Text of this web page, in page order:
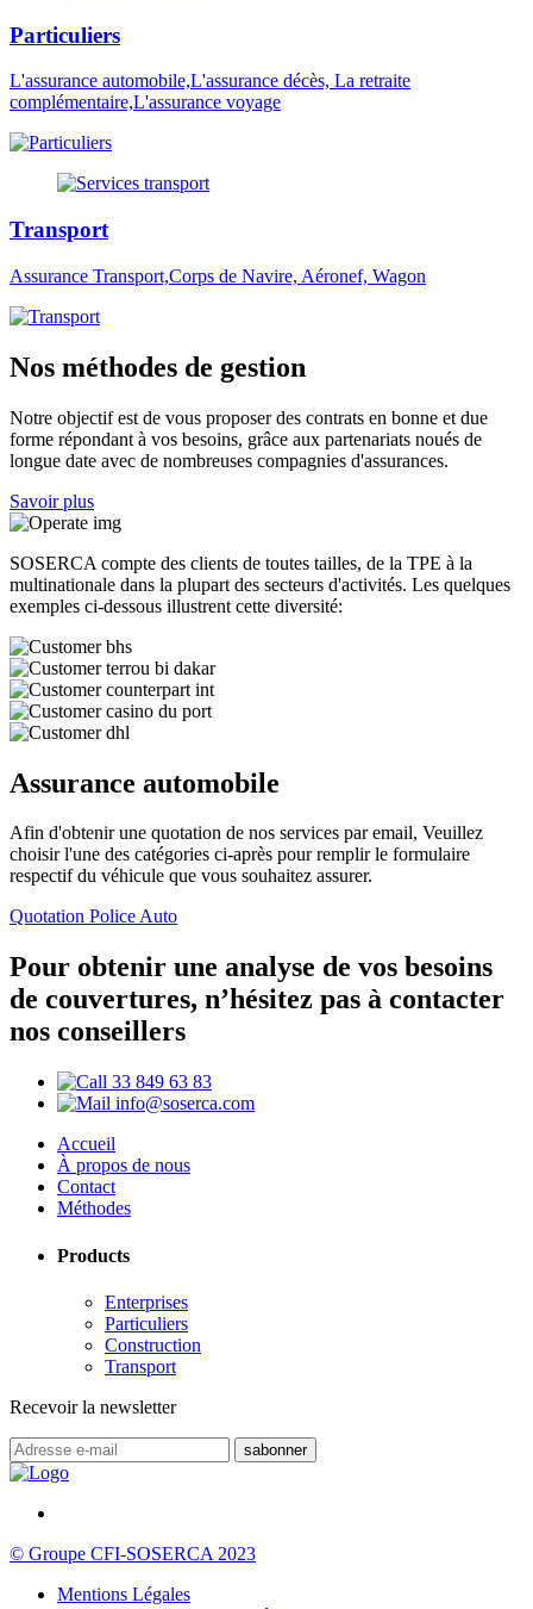
Particuliers
L'assurance automobile,L'assurance décès, La retraite
complémentaire,L'assurance voyage
Transport
Assurance Transport,Corps de Navire, Aéronef, Wagon
Nos méthodes de gestion
Notre objectif est de vous proposer des contrats en bonne et due
forme répondant à vos besoins, grâce aux partenariats noués de
longue date avec de nombreuses compagnies d'assurances.
Savoir plus
SOSERCA compte des clients de toutes tailles, de la TPE à la
multinationale dans la plupart des secteurs d'activités. Les quelques
exemples ci-dessous illustrent cette diversité:
Assurance automobile
Afin d'obtenir une quotation de nos services par email, Veuillez
choisir l'une des catégories ci-après pour remplir le formulaire
respectif du véhicule que vous souhaitez assurer.
Quotation Police Auto
Pour obtenir une analyse de vos besoins
de couvertures, n’hésitez pas à contacter
nos conseillers
33 849 63 83
info@soserca.com
Accueil
À propos de nous
Contact
Méthodes
Products
Enterprises
Particuliers
Construction
Transport
Recevoir la newsletter
© Groupe CFI-SOSERCA 2023
Mentions Légales